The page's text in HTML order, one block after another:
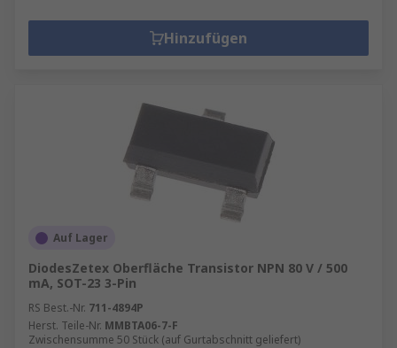
Hinzufügen
Auf Lager
DiodesZetex Oberfläche Transistor NPN 80 V / 500
mA, SOT-23 3-Pin
RS Best.-Nr. 711-4894P
Herst. Teile-Nr. MMBTA06-7-F
Zwischensumme 50 Stück (auf Gurtabschnitt geliefert)